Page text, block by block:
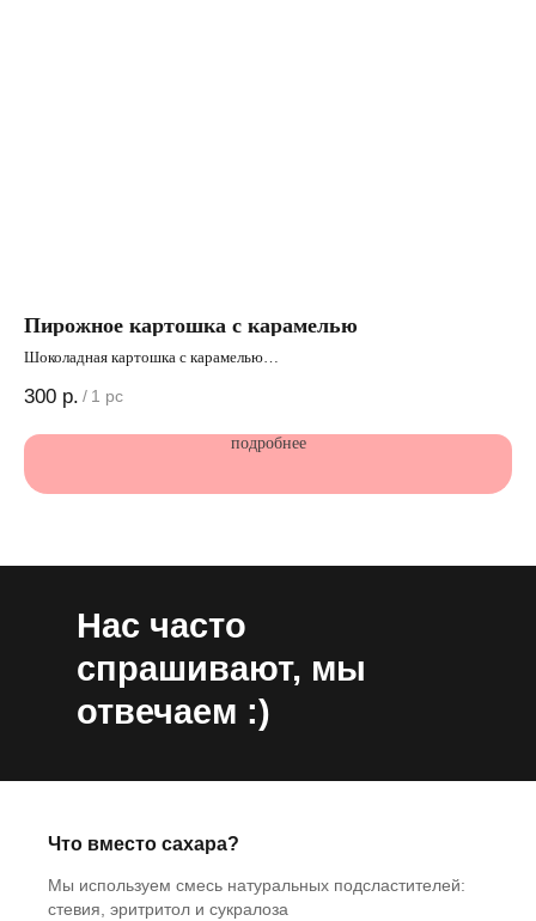
Пирожное картошка с карамелью
Шоколадная картошка с карамелью
КБЖУ: 217/ 6,3/ 15,3/ 13,5*
*КБЖУ указан на 1 шт продукта
300 р. / 1 pc
подробнее
Нас часто
спрашивают, мы
отвечаем :)
Что вместо сахара?
Мы используем смесь натуральных подсластителей:
стевия, эритритол и сукралоза